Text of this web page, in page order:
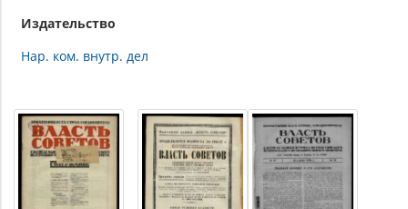
Издательство
Нар. ком. внутр. дел